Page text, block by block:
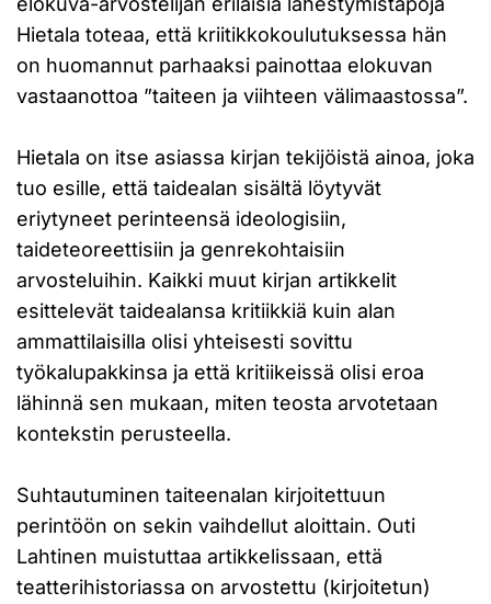
Hietala toteaa, että kriitikkokoulutuksessa hän
on huomannut parhaaksi painottaa elokuvan
vastaanottoa ”taiteen ja viihteen välimaastossa”.
Hietala on itse asiassa kirjan tekijöistä ainoa, joka
tuo esille, että taidealan sisältä löytyvät
eriytyneet perinteensä ideologisiin,
taideteoreettisiin ja genrekohtaisiin
arvosteluihin. Kaikki muut kirjan artikkelit
esittelevät taidealansa kritiikkiä kuin alan
ammattilaisilla olisi yhteisesti sovittu
työkalupakkinsa ja että kritiikeissä olisi eroa
lähinnä sen mukaan, miten teosta arvotetaan
kontekstin perusteella.
Suhtautuminen taiteenalan kirjoitettuun
perintöön on sekin vaihdellut aloittain. Outi
Lahtinen muistuttaa artikkelissaan, että
teatterihistoriassa on arvostettu (kirjoitetun)